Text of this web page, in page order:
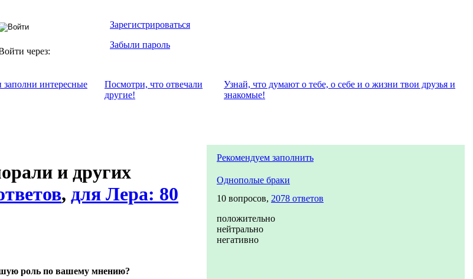
через:
Зарегистрироваться
Забыли пароль
заполни интересные
Посмотри, что отвeчали
другие!
Узнай, что думают о тебе, о себе и о жизни твои друзья и
знакомые!
и других
, для Лера: 80
роль по вашему мнению?
Рекомендуем заполнить
Однополые браки
10 вопросов, 2078 ответов
положительно
нейтрально
негативно